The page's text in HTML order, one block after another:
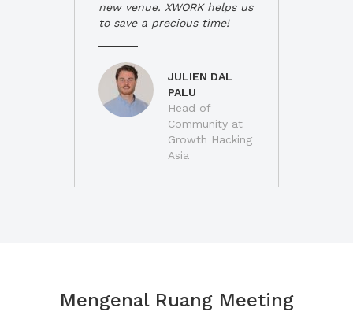
new venue. XWORK helps us
to save a precious time!
JULIEN DAL
PALU
Head of
Community at
Growth Hacking
Asia
Mengenal Ruang Meeting